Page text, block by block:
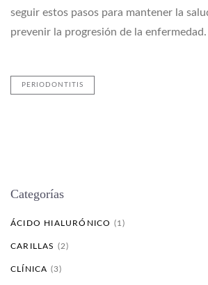
seguir estos pasos para mantener la
prevenir la progresión de la enfermedad.
PERIODONTITIS
Categorías
ÁCIDO HIALURÓNICO (1)
CARILLAS (2)
CLÍNICA (3)